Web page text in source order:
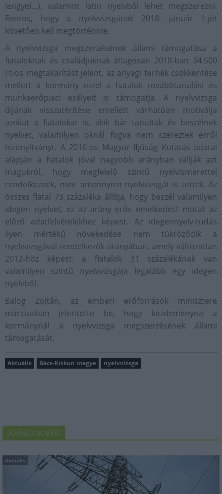
lengyel…), valamint latin nyelvből lehet megszerezni.
Fontos, hogy a nyelvvizsgának 2018. január 1-jét
követően kell megtörténnie.
A nyelvvizsga megszerzésének állami támogatása a
fiataloknak és családjuknak átlagosan 2018-ban 34.500
Ft-os megtakarítást jelent, az anyagi terhek csökkentése
mellett a kormány ezzel a fiatalok továbbtanulási és
munkaerőpiaci esélyeit is támogatja. A nyelvvizsga
díjának visszatérítése emellett várhatóan motiválja
azokat a fiatalokat is, akik bár tanultak és beszélnek
nyelvet, valamilyen oknál fogva nem szereztek erről
bizonyítványt. A 2016-os Magyar Ifjúság Kutatás adatai
alapján a fiatalok jóval nagyobb arányban vallják azt
magukról, hogy megfelelő szintű nyelvismerettel
rendelkeznek, mint amennyien nyelvvizsgát is tettek. Az
összes fiatal 73 százaléka állítja, hogy beszél valamilyen
idegen nyelvet, ez az arány erős emelkedést mutat az
előző adatfelvételekhez képest. Az idegennyelv-tudás
ilyen mértékű növekedése nem tükröződik a
nyelvvizsgával rendelkezők arányában, amely változatlan
2012-höz képest: a fiatalok 31 százalékának van
valamilyen szintű nyelvvizsgája legalább egy idegen
nyelvből.
Balog Zoltán, az emberi erőforrások minisztere
márciusban jelentette be, hogy kezdeményezi a
kormánynál a nyelvvizsga megszerzésének állami
támogatását.
Aktuális Bács-Kiskun megye nyelvvizsga
AJÁNLJUK MÉG
Aktuális